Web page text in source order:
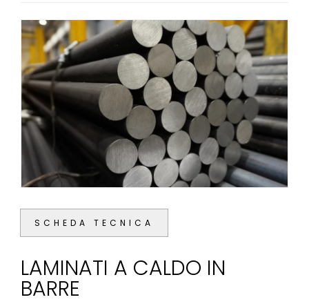
SCHEDA TECNICA
LAMINATI A CALDO IN
BARRE